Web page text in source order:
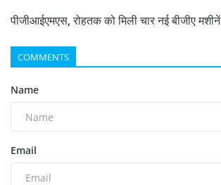
पीजीआईएमएस, रोहतक को मिली चार नई बीजीए मशीनें
COMMENTS
Name
Email